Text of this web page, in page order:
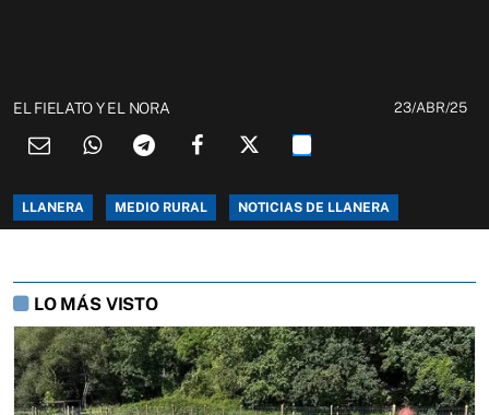
EL FIELATO Y EL NORA 23/ABR/25
LLANERA MEDIO RURAL NOTICIAS DE LLANERA
LO MÁS VISTO